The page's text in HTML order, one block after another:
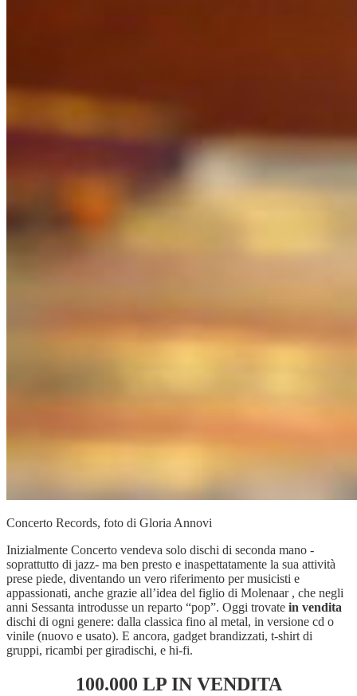
Concerto Records, foto di Gloria Annovi
Inizialmente Concerto vendeva solo dischi di seconda mano -
soprattutto di jazz- ma ben presto e inaspettatamente la sua attività
prese piede, diventando un vero riferimento per musicisti e
appassionati, anche grazie all’idea del figlio di Molenaar , che negli
anni Sessanta introdusse un reparto “pop”. Oggi trovate in vendita
dischi di ogni genere: dalla classica fino al metal, in versione cd o
vinile (nuovo e usato). E ancora, gadget brandizzati, t-shirt di
gruppi, ricambi per giradischi, e hi-fi.
100.000 LP IN VENDITA